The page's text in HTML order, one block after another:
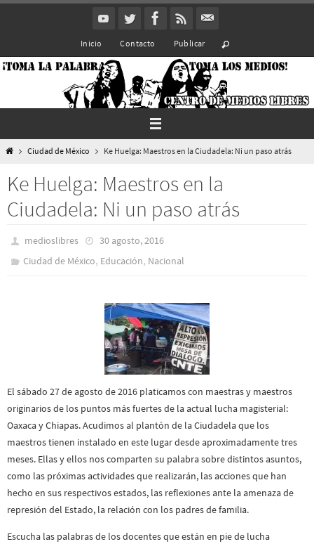
Inicio Contacto Publicar
InicioCiudad de México Ke Huelga: Maestros en la Ciudadela: Ni un paso atrás
Ke Huelga: Maestros en la
Ciudadela: Ni un paso atrás
medioslibres
30 agosto, 2016
Ciudad de México, Educación, Nacional
El sábado 27 de agosto de 2016 platicamos con maestras y maestros
originarios de los puntos más fuertes de la actual lucha magisterial:
Oaxaca y Chiapas. Acudimos al plantón de la Ciudadela que los
maestros tienen instalado en este lugar desde aproximadamente tres
meses. Ellas y ellos nos comparten su palabra sobre distintos asuntos,
como las próximas actividades que realizarán, las acciones que han
hecho en sus respectivos estados, las reflexiones ante la amenaza de
represión del Estado, la relación con los padres de familia.
Escucha las palabras de los docentes que están en pie de lucha